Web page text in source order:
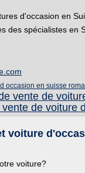
d'occasion en
des spécialistes en
occasion en suisse
vente de
de voiture
voiture
voiture?